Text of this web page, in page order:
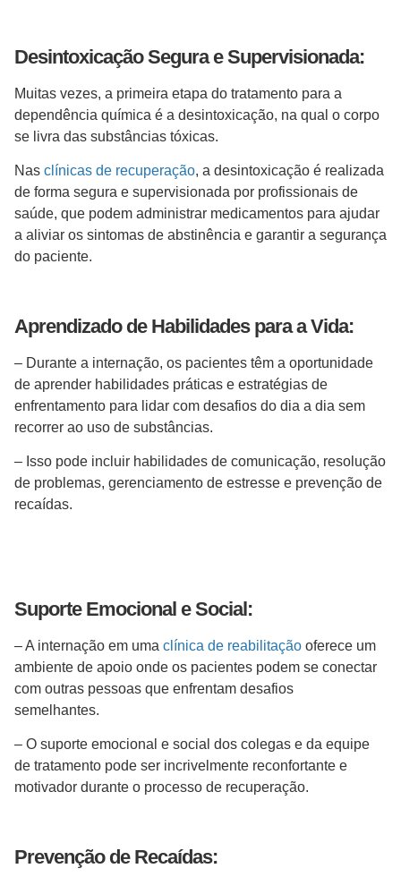
Desintoxicação Segura e Supervisionada:
Muitas vezes, a primeira etapa do tratamento para a
dependência química é a desintoxicação, na qual o corpo
se livra das substâncias tóxicas.
Nas clínicas de recuperação, a desintoxicação é realizada
de forma segura e supervisionada por profissionais de
saúde, que podem administrar medicamentos para ajudar
a aliviar os sintomas de abstinência e garantir a segurança
do paciente.
Aprendizado de Habilidades para a Vida:
– Durante a internação, os pacientes têm a oportunidade
de aprender habilidades práticas e estratégias de
enfrentamento para lidar com desafios do dia a dia sem
recorrer ao uso de substâncias.
– Isso pode incluir habilidades de comunicação, resolução
de problemas, gerenciamento de estresse e prevenção de
recaídas.
Suporte Emocional e Social:
– A internação em uma clínica de reabilitação oferece um
ambiente de apoio onde os pacientes podem se conectar
com outras pessoas que enfrentam desafios
semelhantes.
– O suporte emocional e social dos colegas e da equipe
de tratamento pode ser incrivelmente reconfortante e
motivador durante o processo de recuperação.
Prevenção de Recaídas: